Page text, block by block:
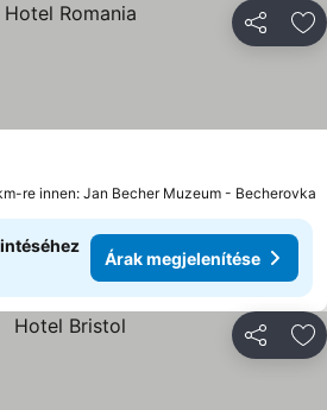
re innen: Jan Becher Muzeum - Becherovka
Árak megjelenítése